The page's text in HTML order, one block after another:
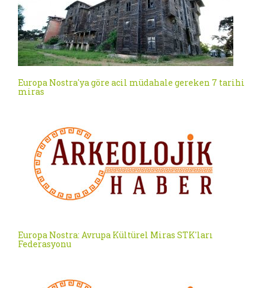
Europa Nostra'ya göre acil müdahale gereken 7 tarihi
miras
Europa Nostra: Avrupa Kültürel Miras STK'ları
Federasyonu